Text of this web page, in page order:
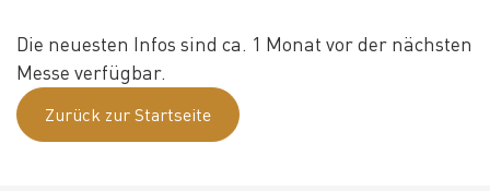
Die neuesten Infos sind ca. 1 Monat vor der nächsten
Messe verfügbar.
Zurück zur Startseite